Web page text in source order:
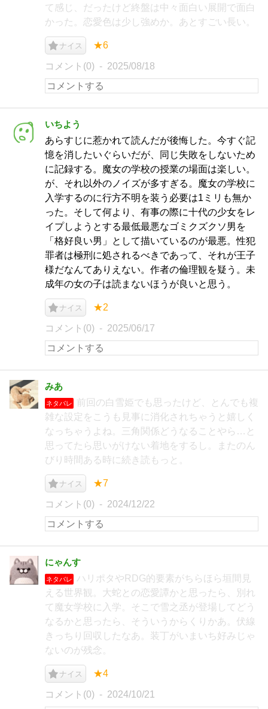
て感じ、だったけど終盤は中々面白い展開で面白
かった。恋愛色は少し強めか。あとすごい長い。
ナイス ★6
コメント(0) 2025/08/18
いちよう
あらすじに惹かれて読んだが後悔した。今すぐ記
憶を消したいぐらいだが、同じ失敗をしないため
に記録する。魔女の学校の授業の場面は楽しい。
が、それ以外のノイズが多すぎる。魔女の学校に
入学するのに行方不明を装う必要は1ミリも無か
った。そして何より、有事の際に十代の少女をレ
イプしようとする最低最悪なゴミクズクソ男を
「格好良い男」として描いているのが最悪。性犯
罪者は極刑に処されるべきであって、それが王子
様だなんてありえない。作者の倫理観を疑う。未
成年の女の子は読まないほうが良いと思う。
ナイス ★2
コメント(0) 2025/06/17
みあ
ネタバレ
前回の白雪姫でも思ったけど、とんでも複
雑な設定をこうも見事に消化されちゃうと嬉しく
なっちゃうよね。三角関係どうなることやら…と
思ってたら思いがけない着地をするし。またのん
びり時間ある時に続き読もっと。
ナイス ★7
コメント(0) 2024/12/22
にゃんす
ネタバレ
ハリポタやRDG的要素がちらほら垣間見
える世界観。大蛇との恋愛譚かと思ったら、別れ
て魔女学校に入学。そこで雪之丞が登場してどう
なるかと思ったら、そういうからくりかあ。伏線
きっちり回収したなあ。装丁がいまいち好みじゃ
ないのが残念。
ナイス ★4
コメント(0) 2024/10/21